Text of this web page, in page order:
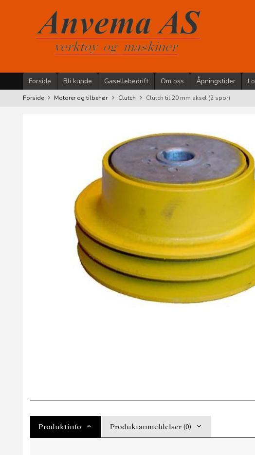
Forside Bli kunde Gasellebedrift Om oss Åpningstider
Forside Motorer og tilbehør Clutch Clutch til 20 mm aksel (2 spor)
Produktinfo Produktanmeldelser (0)